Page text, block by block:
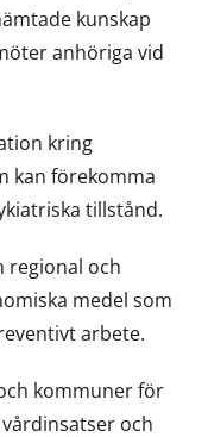
kunskap
anhöriga vid
kring
kan förekomma
tillstånd.
regional och
medel som
arbete.
kommuner för
och